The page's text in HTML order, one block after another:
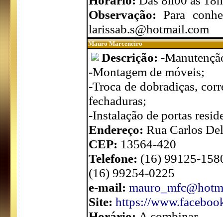
Observação:Para
larissab.s@hotmail.com
Mauro Marceneiro
Descrição: -
-Montagem de móveis;
-Troca de dobradiças,
fechaduras;
-Instalação de portas
Endereço: Rua Carlos
CEP: 13564-420
Telefone: (16) 99125-
(16) 99254-0225
e-mail:
Site: https://